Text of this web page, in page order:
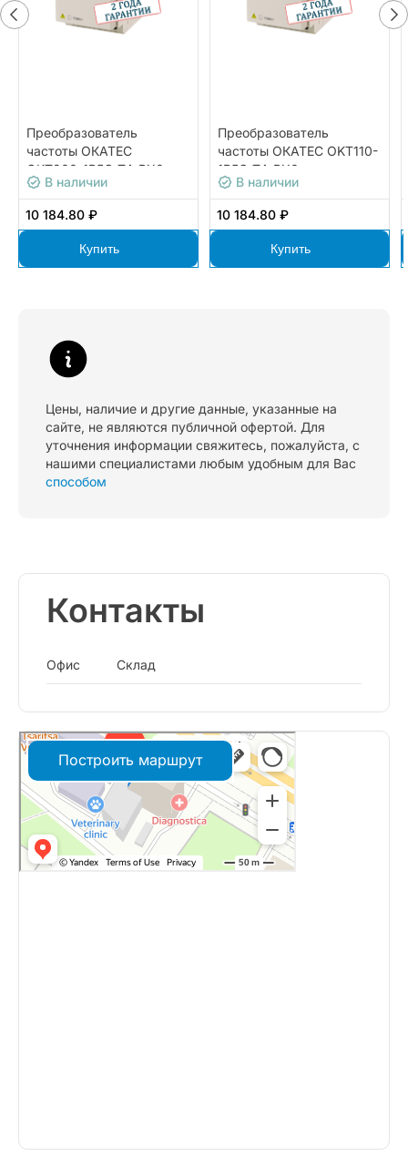
Преобразователь
частоты ОКАТЕС
OKT200-1R5G-T4-BX0
В наличии
10 184.80 ₽
Купить
Преобразователь
частоты ОКАТЕС OKT110-
1R5G-T4-BX0
В наличии
10 184.80 ₽
Купить
Цены, наличие и другие данные, указанные на
сайте, не являются публичной офертой. Для
уточнения информации свяжитесь, пожалуйста, с
нашими специалистами любым удобным для Вас
способом
Контакты
Офис Склад
Построить маршрут